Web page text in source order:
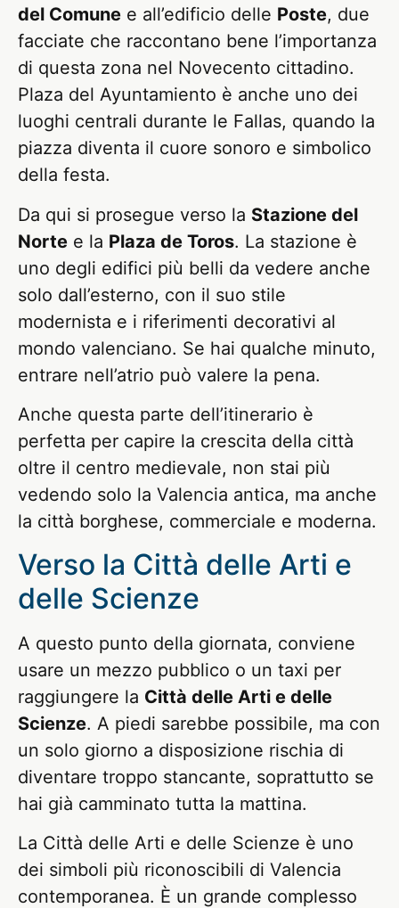
del Comune e all’edificio delle Poste, due
facciate che raccontano bene l’importanza
di questa zona nel Novecento cittadino.
Plaza del Ayuntamiento è anche uno dei
luoghi centrali durante le Fallas, quando la
piazza diventa il cuore sonoro e simbolico
della festa.
Da qui si prosegue verso la Stazione del
Norte e la Plaza de Toros. La stazione è
uno degli edifici più belli da vedere anche
solo dall’esterno, con il suo stile
modernista e i riferimenti decorativi al
mondo valenciano. Se hai qualche minuto,
entrare nell’atrio può valere la pena.
Anche questa parte dell’itinerario è
perfetta per capire la crescita della città
oltre il centro medievale, non stai più
vedendo solo la Valencia antica, ma anche
la città borghese, commerciale e moderna.
Verso la Città delle Arti e
delle Scienze
A questo punto della giornata, conviene
usare un mezzo pubblico o un taxi per
raggiungere la Città delle Arti e delle
Scienze. A piedi sarebbe possibile, ma con
un solo giorno a disposizione rischia di
diventare troppo stancante, soprattutto se
hai già camminato tutta la mattina.
La Città delle Arti e delle Scienze è uno
dei simboli più riconoscibili di Valencia
contemporanea. È un grande complesso